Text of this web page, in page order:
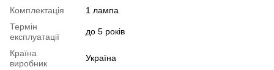
Комплектація
1 лампа
Термін
експлуатації
до 5 років
Країна
виробник
Україна